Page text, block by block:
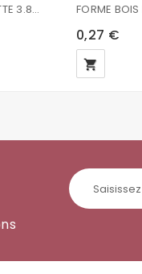
FORME BOIS POUSSETTE 3.8X3.9X0.2CM
0,27 €
local_grocery_store